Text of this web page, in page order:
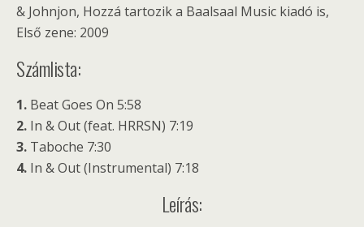
& Johnjon, Hozzá tartozik a Baalsaal Music kiadó is,
Első zene: 2009
Számlista:
1. Beat Goes On 5:58
2. In & Out (feat. HRRSN) 7:19
3. Taboche 7:30
4. In & Out (Instrumental) 7:18
Leírás: